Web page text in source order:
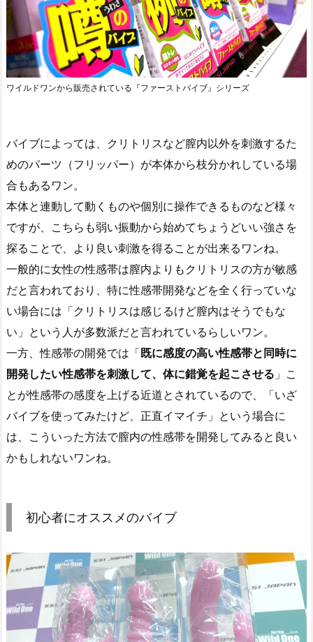
ワイルドワンから販売されている『ファーストバイブ』シリーズ
バイブによっては、クリトリスなど膣内以外を刺激するた
めのパーツ（フリッパー）が本体から枝分かれしている場
合もあるワン。
本体と連動して動くものや個別に操作できるものなど様々
ですが、こちらも弱い振動から始めてちょうどいい強さを
探ることで、より良い刺激を得ることが出来るワンね。
一般的に女性の性感帯は膣内よりもクリトリスの方が敏感
だと言われており、特に性感帯開発などを全く行っていな
い場合には「クリトリスは感じるけど膣内はそうでもな
い」という人が多数派だと言われているらしいワン。
一方、性感帯の開発では「既に感度の高い性感帯と同時に
開発したい性感帯を刺激して、体に錯覚を起こさせる 」こ
とが性感帯の感度を上げる近道とされているので、「いざ
バイブを使ってみたけど、正直イマイチ」という場合に
は、こういった方法で膣内の性感帯を開発してみると良い
かもしれないワンね。
初心者にオススメのバイブ